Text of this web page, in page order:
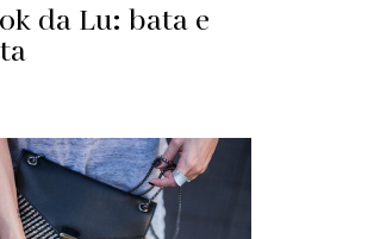
da Lu: bata e